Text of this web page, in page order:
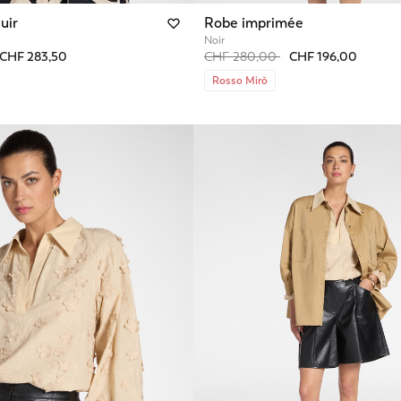
CHF 283,50
Robe imprimée
Noir
Price reduced from
CHF 280,00toCHF 196,00
Rosso Mirò